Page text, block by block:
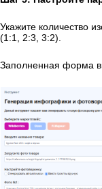
Укажите количество
(1:1, 2:3, 3:2).
Заполненная форма